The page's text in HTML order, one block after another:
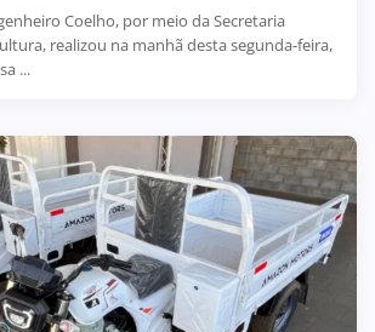
Coelho, por meio da Secretaria
realizou na manhã desta segunda-feira,
...